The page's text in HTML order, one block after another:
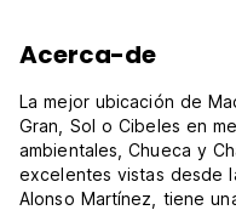
Acerca-de
La mejor ubicación de
Gran, Sol o Cibeles en
ambientales, Chueca y
excelentes vistas desde
Alonso Martínez, tiene